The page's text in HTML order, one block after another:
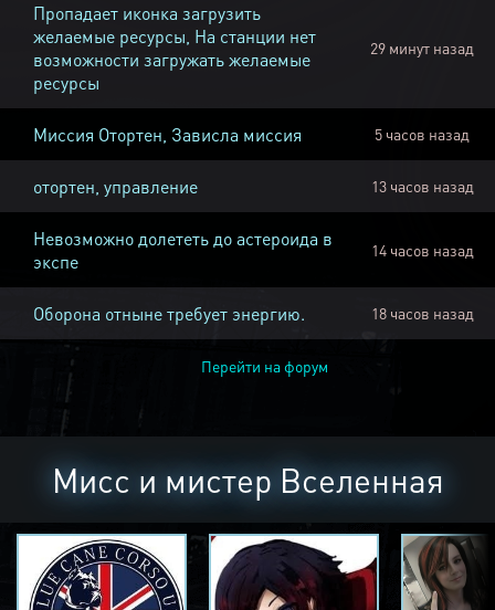
Пропадает иконка загрузить
желаемые ресурсы, На станции нет
возможности загружать желаемые
ресурсы
29 минут назад
Миссия Отортен, Зависла миссия 5 часов назад
отортен, управление 13 часов назад
Невозможно долететь до астероида в
экспе
14 часов назад
Оборона отныне требует энергию. 18 часов назад
Перейти на форум
Мисс и мистер Вселенная